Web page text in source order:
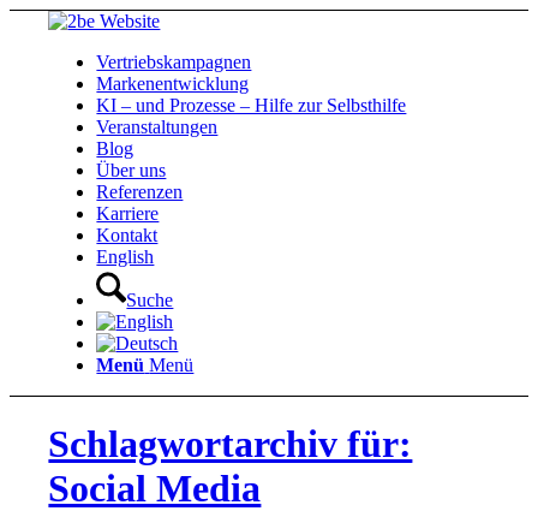
Vertriebskampagnen
Markenentwicklung
KI – und Prozesse – Hilfe zur Selbsthilfe
Veranstaltungen
Blog
Über uns
Referenzen
Karriere
Kontakt
English
Suche
Menü Menü
Schlagwortarchiv für:
Social Media